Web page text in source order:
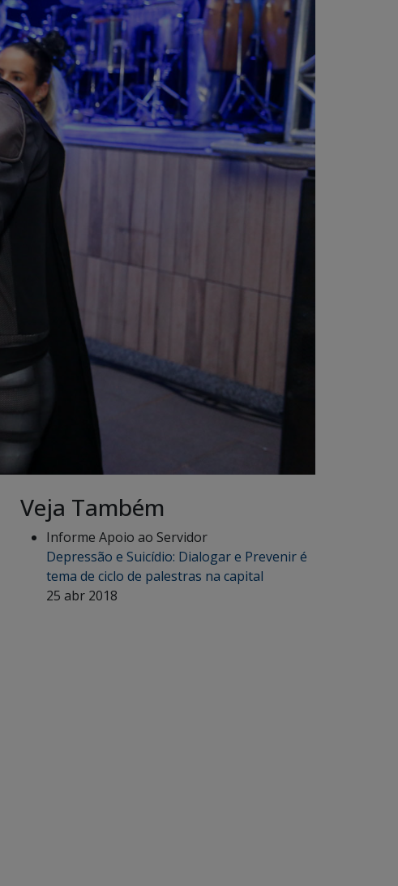
Veja Também
Informe Apoio ao Servidor
Depressão e Suicídio: Dialogar e Prevenir é
tema de ciclo de palestras na capital
25 abr 2018